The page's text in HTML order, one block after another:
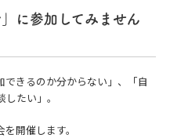
に参加してみません
できるのか分からない」、「自
たい」。
開催します。